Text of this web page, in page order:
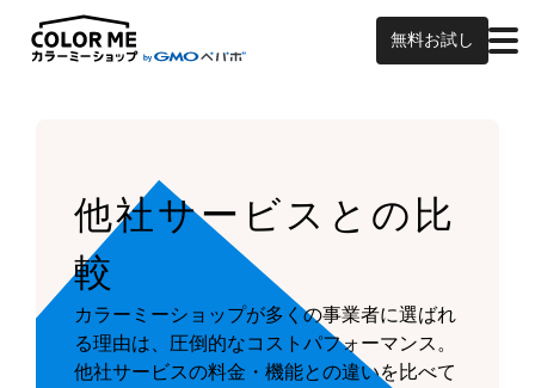
無料お試し
他社サービスとの比
較
カラーミーショップが多くの事業者に選ばれ
る理由は、圧倒的なコストパフォーマンス。
他社サービスの料金・機能との違いを比べて